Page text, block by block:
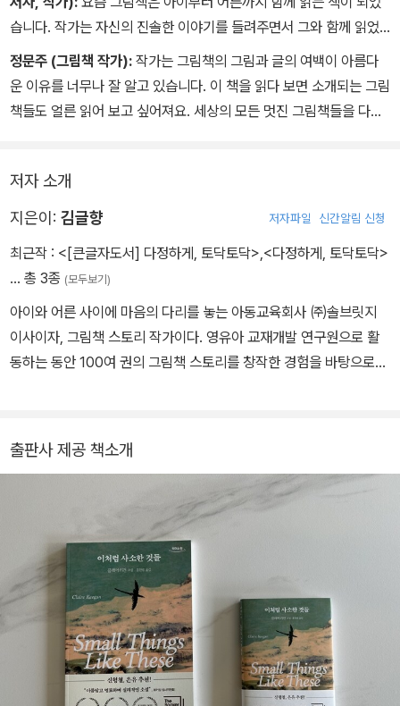
습니다. 작가는 자신의 진솔한 이야기를 들려주면서 그와 함께 읽었
던 그림책을 소개하고 있습니다. 그림책은 그림과 글로 작가의 메시
지를 함축적으로 담고 있는 매체입니다. 작가가 그림책에서 받았던
다정한 위로와 잔잔한 기쁨을 독자 여러분도 함께 느끼면 좋겠습니
정문주 (그림책 작가): 작가는 그림책의 그림과 글의 여백이 아름다
운 이유를 너무나 잘 알고 있습니다. 이 책을 읽다 보면 소개되는 그림
책들도 얼른 읽어 보고 싶어져요. 세상의 모든 멋진 그림책들을 다정
저자 소개
지은이: 김글향 저자파일 신간알림 신청
최근작 : <[큰글자도서] 다정하게, 토닥토닥>,<다정하게, 토닥토닥>
… 총 3종 (모두보기)
아이와 어른 사이에 마음의 다리를 놓는 아동교육회사 ㈜솔브릿지
이사이자, 그림책 스토리 작가이다. 영유아 교재개발 연구원으로 활
동하는 동안 100여 권의 그림책 스토리를 창작한 경험을 바탕으로
출판사 제공 책소개